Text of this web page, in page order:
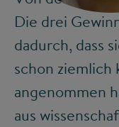
Die drei
dadurch, dass
schon
angenommen
aus